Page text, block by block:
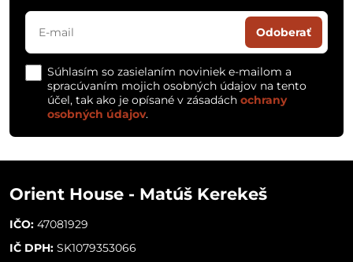
Odoberať
Súhlasím so zasielaním noviniek e-mailom a
spracúvaním mojich osobných údajov na tento
účel, tak ako je opísané v zásadách ochrany
osobných údajov.
Orient House - Matúš Kerekeš
IČO: 47081929
IČ DPH: SK1079353066